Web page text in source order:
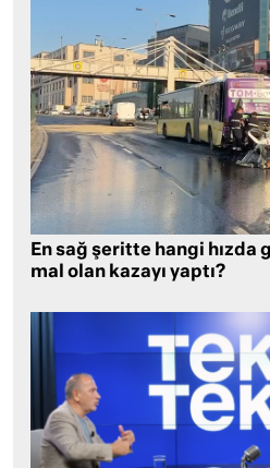
En sağ şeritte hangi hızda
mal olan kazayı yaptı?